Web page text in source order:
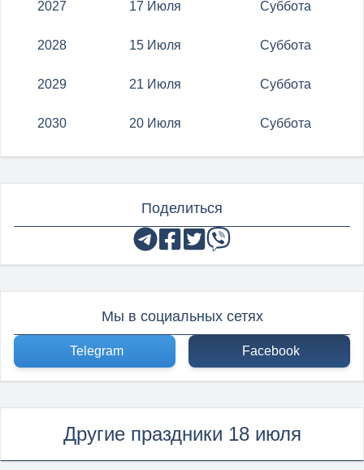
2027 17 Июля Суббота
2028 15 Июля Суббота
2029 21 Июля Суббота
2030 20 Июля Суббота
Поделиться
Мы в социальных сетях
Telegram Facebook
Другие праздники 18 июля